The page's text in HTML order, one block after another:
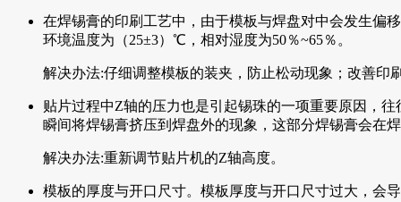
在焊锡膏的印刷工艺中，由于模板与焊盘对中会发生偏
环境温度为（25±3）℃，相对湿度为50％~65％。
解决办法:仔细调整模板的装夹，防止松动现象；改善印
贴片过程中Z轴的压力也是引起锡珠的一项重要原因，
瞬间将焊锡膏挤压到焊盘外的现象，这部分焊锡膏会在
解决办法:重新调节贴片机的Z轴高度。
模板的厚度与开口尺寸。模板厚度与开口尺寸过大，会